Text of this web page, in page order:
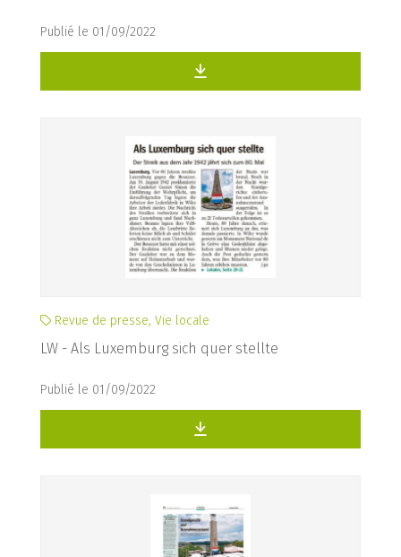
Publié le 01/09/2022
Revue de presse, Vie locale
LW - Als Luxemburg sich quer stellte
Publié le 01/09/2022